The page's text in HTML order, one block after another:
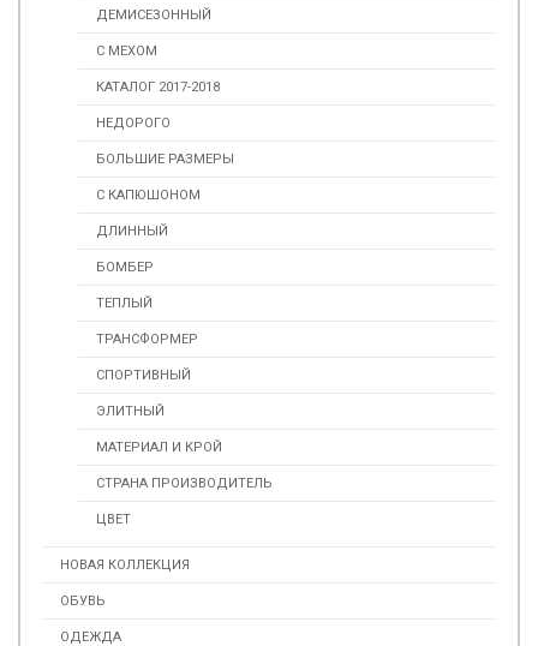
ДЕМИСЕЗОННЫЙ
С МЕХОМ
КАТАЛОГ 2017-2018
НЕДОРОГО
БОЛЬШИЕ РАЗМЕРЫ
С КАПЮШОНОМ
ДЛИННЫЙ
БОМБЕР
ТЕПЛЫЙ
ТРАНСФОРМЕР
СПОРТИВНЫЙ
ЭЛИТНЫЙ
МАТЕРИАЛ И КРОЙ
СТРАНА ПРОИЗВОДИТЕЛЬ
ЦВЕТ
НОВАЯ КОЛЛЕКЦИЯ
ОБУВЬ
ОДЕЖДА